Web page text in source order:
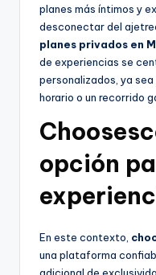
planes más íntimos y
desconectar del
planes privados en
de experiencias se
personalizados, ya
horario o un recorrido
opción
En este contexto,
una plataforma